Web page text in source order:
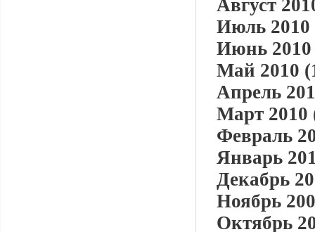
Август
Июль 2010
Июнь 2010
Май 2010
Апрель
Март 2010
Февраль
Январь
Декабрь
Ноябрь
Октябрь